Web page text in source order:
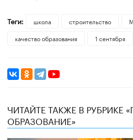
Теги: школа строительство
качество образования
1 сентября
ЧИТАЙТЕ ТАКЖЕ В РУБРИКЕ
ОБРАЗОВАНИЕ»